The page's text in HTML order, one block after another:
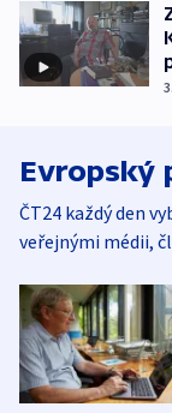
Evropský
ČT24 každý den
veřejnými médii,